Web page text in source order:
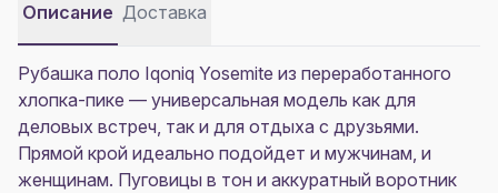
Описание Доставка
Рубашка поло Iqoniq Yosemite из переработанного
хлопка-пике — универсальная модель как для
деловых встреч, так и для отдыха с друзьями.
Прямой крой идеально подойдет и мужчинам, и
женщинам. Пуговицы в тон и аккуратный воротник